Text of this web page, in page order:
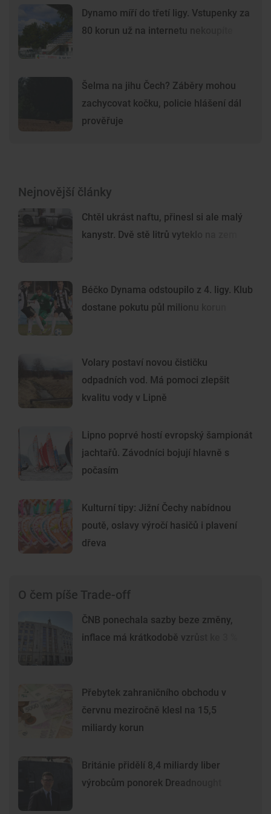
Dynamo míří do třetí ligy. Vstupenky za
80 korun už na internetu nekoupíte
Šelma na jihu Čech? Záběry mohou
zachycovat kočku, policie hlášení dál
prověřuje
Nejnovější články
Chtěl ukrást naftu, přinesl si ale malý
kanystr. Dvě stě litrů vyteklo na zem
Béčko Dynama odstoupilo z 4. ligy. Klub
dostane pokutu půl milionu korun
Volary postaví novou čističku
odpadních vod. Má pomoci zlepšit
kvalitu vody v Lipně
Lipno poprvé hostí evropský šampionát
jachtařů. Závodníci bojují hlavně s
počasím
Kulturní tipy: Jižní Čechy nabídnou
poutě, oslavy výročí hasičů i plavení
dřeva
O čem píše Trade-off
ČNB ponechala sazby beze změny,
inflace má krátkodobě vzrůst ke 3 %
Přebytek zahraničního obchodu v
červnu meziročně klesl na 15,5
miliardy korun
Británie přidělí 8,4 miliardy liber
výrobcům ponorek Dreadnought